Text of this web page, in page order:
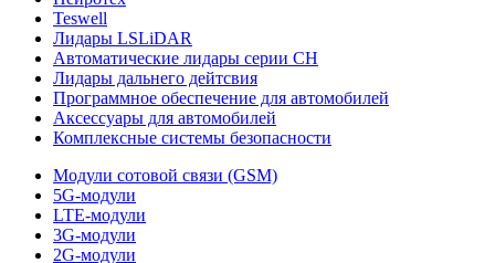
Teswell
Лидары LSLiDAR
Автоматические лидары серии CH
Лидары дальнего дейтсвия
Программное обеспечение для автомобилей
Аксессуары для автомобилей
Комплексные системы безопасности
Модули сотовой связи (GSM)
5G-модули
LTE-модули
3G-модули
2G-модули